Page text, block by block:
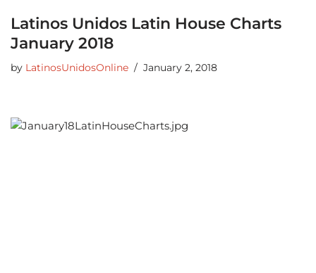
Latinos Unidos Latin House Charts
January 2018
by LatinosUnidosOnline January 2, 2018